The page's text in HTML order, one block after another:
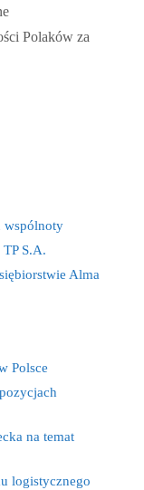
Polaków za
wspólnoty
S.A.
Alma
Polsce
na temat
logistycznego